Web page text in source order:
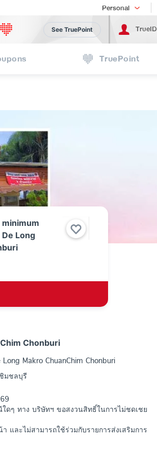
Personal
Shopping
See TruePoint TrueID
TruePoint
minimum
Chonburi
Makro ChuanChim Chonburi
มชลบุรี
ดๆ ทาง บริษัทฯ ขอสงวนสิทธิ์ในการไม่ชดเชย
และไม่สามารถใช้ร่วมกับรายการส่งเสริมการ